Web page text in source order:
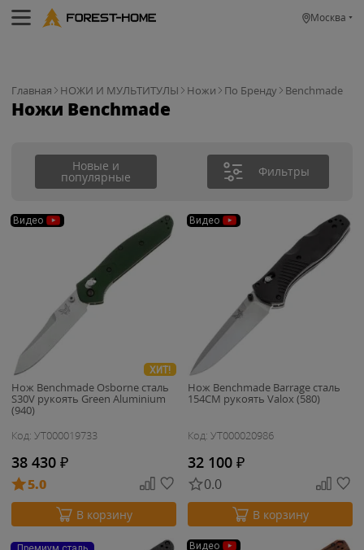
Москва
Главная НОЖИ И МУЛЬТИТУЛЫ Ножи По Бренду Benchmade
Ножи Benchmade
Новые и
популярные Фильтры
Видео
ХИТ!
Нож Benchmade Osborne сталь
S30V рукоять Green Aluminium
(940)
Код: УТ000019733
38 430 ₽
5.0
В корзину
Видео
Нож Benchmade Barrage сталь
154CM рукоять Valox (580)
Код: УТ000020986
32 100 ₽
0.0
В корзину
Видео